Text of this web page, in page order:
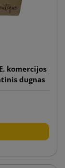
komercijos
dugnas